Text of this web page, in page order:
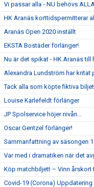
Vi passar alla - NU behövs
HK Aranäs korttidspermitterar
Aranäs Open 2020 inställt
EKSTA Bostäder förlänger!
Nu är det spikat - HK Aranäs
Alexandra Lundström har kritat
Tack alla som köpte fiktiva
Louise Karlefeldt förlänger
JP Spolservice höjer nivån...
Oscar Gentzel förlänger!
Sammanfattning av säsongen
Var med i dramatiken när det
Köp matchbiljett – Vinn årskort
Covid-19 (Corona)